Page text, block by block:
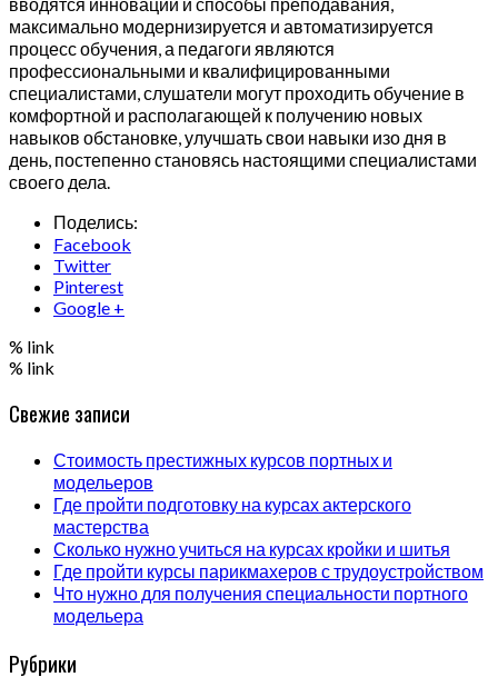
максимально модернизируется и автоматизируется
процесс обучения, а педагоги являются
профессиональными и квалифицированными
специалистами, слушатели могут проходить обучение в
комфортной и располагающей к получению новых
навыков обстановке, улучшать свои навыки изо дня в
день, постепенно становясь настоящими специалистами
своего дела.
Поделись:
Facebook
Twitter
Pinterest
Google +
% link
% link
Свежие записи
Стоимость престижных курсов портных и
модельеров
Где пройти подготовку на курсах актерского
мастерства
Сколько нужно учиться на курсах кройки и шитья
Где пройти курсы парикмахеров с трудоустройством
Что нужно для получения специальности портного
модельера
Рубрики